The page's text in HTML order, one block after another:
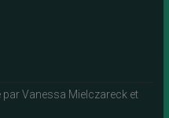
par Vanessa Mielczareck et